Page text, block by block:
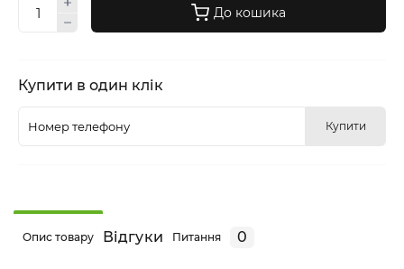
До кошика
Купити в один клік
Купити
Опис товару Відгуки Питання 0